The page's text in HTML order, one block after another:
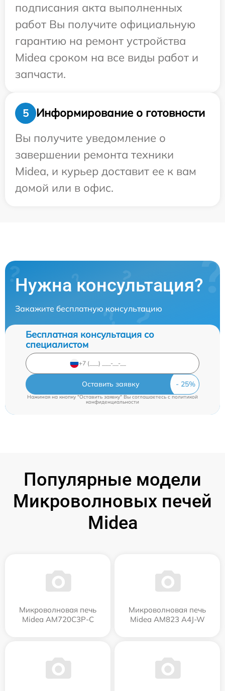
подписания акта выполненных
работ Вы получите официальную
гарантию на ремонт устройства
Midea сроком на все виды работ и
запчасти.
5
Информирование о готовности
Вы получите уведомление о
завершении ремонта техники
Midea, и курьер доставит ее к вам
домой или в офис.
Нужна консультация?
Закажите бесплатную консультацию
Бесплатная консультация со
специалистом
Оставить заявку
Нажимая на кнопку "Оставить заявку" Вы соглашаетесь cполитикой
конфиденциальности
Популярные модели
Микроволновых печей
Midea
Микроволновая печь
Midea AM720C3P-C
Микроволновая печь
Midea AM823 A4J-W